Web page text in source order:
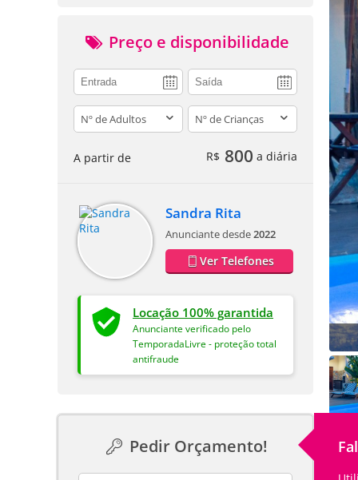
Preço e disponibilidade
adults children
A partir de R$ 800 a diária
Sandra Rita
Anunciante desde2022
Ver Telefones
Locação 100% garantida
Anunciante verificado pelo
TemporadaLivre - proteção total
antifraude
Pedir Orçamento!